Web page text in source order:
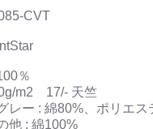
CVT
％
m2 17/- 天竺
レー : 綿80%、ポリエス
他 : 綿100%